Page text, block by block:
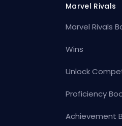
Marvel Rivals
Marvel Rivals
Wins
Unlock
Proficiency
Achievement